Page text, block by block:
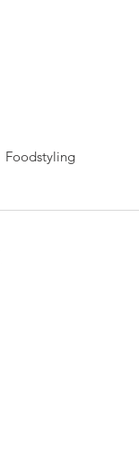
Foodstyling